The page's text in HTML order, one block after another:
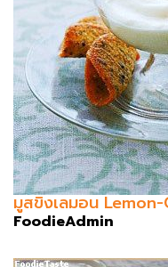
มูสขิงเลมอน
FoodieAdmin